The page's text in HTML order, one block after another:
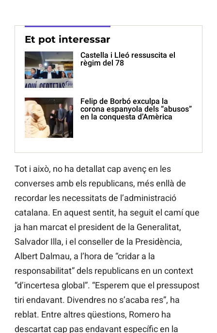
Et pot interessar
Castella i Lleó ressuscita el
règim del 78
Felip de Borbó exculpa la
corona espanyola dels “abusos”
en la conquesta d’Amèrica
Tot i això, no ha detallat cap avenç en les
converses amb els republicans, més enllà de
recordar les necessitats de l’administració
catalana. En aquest sentit, ha seguit el camí que
ja han marcat el president de la Generalitat,
Salvador Illa, i el conseller de la Presidència,
Albert Dalmau, a l’hora de “cridar a la
responsabilitat” dels republicans en un context
“d’incertesa global”. “Esperem que el pressupost
tiri endavant. Divendres no s’acaba res”, ha
reblat. Entre altres qüestions, Romero ha
descartat cap pas endavant específic en la